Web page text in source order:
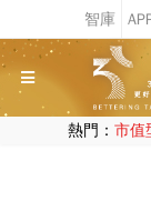
熱門： 市值